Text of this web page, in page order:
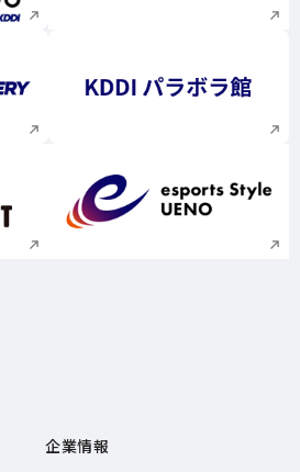
ウで開く 新規ウィンドウで
ウで開く 新規ウィンドウで
企業情報